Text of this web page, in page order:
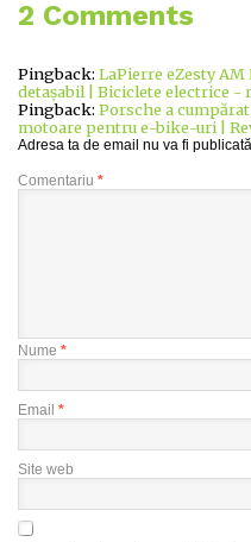
2 Comments
Pingback: LaPierre eZesty
detașabil | Biciclete electrice -
Pingback: Porsche a
motoare pentru e-bike-uri |
Adresa ta de email nu va fi publicată.
Comentariu *
Nume *
Email *
Site web